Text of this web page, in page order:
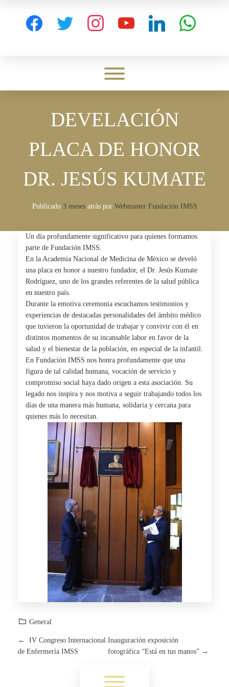
facebook twitter instagram youtube linkedin whatsapp
Toggle menu visibility.
DEVELACIÓN
PLACA DE HONOR
DR. JESÚS KUMATE
Publicado 3 mesesatrás por Webmaster Fundación IMSS
Un día profundamente significativo para quienes formamos
parte de Fundación IMSS.
En la Academia Nacional de Medicina de México se develó
una placa en honor a nuestro fundador, el Dr. Jesús Kumate
Rodríguez, uno de los grandes referentes de la salud pública
en nuestro país.
Durante la emotiva ceremonia escuchamos testimonios y
experiencias de destacadas personalidades del ámbito médico
que tuvieron la oportunidad de trabajar y convivir con él en
distintos momentos de su incansable labor en favor de la
salud y el bienestar de la población, en especial de la infantil.
En Fundación IMSS nos honra profundamente que una
figura de tal calidad humana, vocación de servicio y
compromiso social haya dado origen a esta asociación. Su
legado nos inspira y nos motiva a seguir trabajando todos los
días de una manera más humana, solidaria y cercana para
quienes más lo necesitan.
General
P
←
IV Congreso Internacional
de Enfermería IMSS
Inauguración exposición
fotográfica “Está en tus manos” →